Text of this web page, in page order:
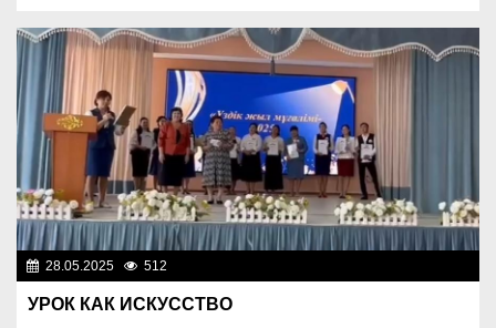
28.05.2025 512
УРОК КАК ИСКУССТВО